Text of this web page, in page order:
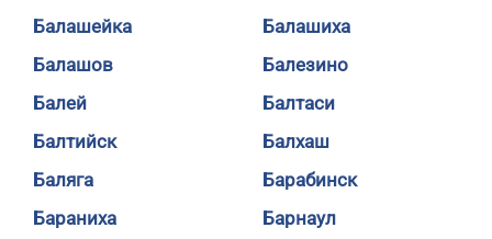
Балашейка
Балашиха
Балашов
Балезино
Балей
Балтаси
Балтийск
Балхаш
Баляга
Барабинск
Бараниха
Барнаул